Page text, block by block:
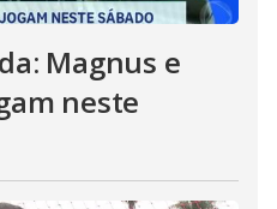
Magnus e
neste